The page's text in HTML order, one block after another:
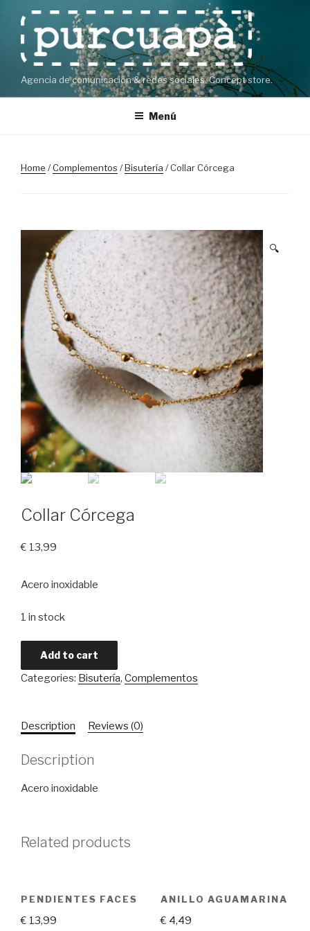
contenido
Agencia de comunicación & redes sociales. Concept store.
Menú
Home /Complementos /Bisutería / Collar Córcega
🔍
Collar Córcega
€ 13,99
Acero inoxidable
1 in stock
Collar
quantity
Add to cart
Categories: Bisutería, Complementos
Description Reviews (0)
Description
Acero inoxidable
Related products
PENDIENTES FACES
€ 13,99
ANILLO AGUAMARINA
€ 4,49